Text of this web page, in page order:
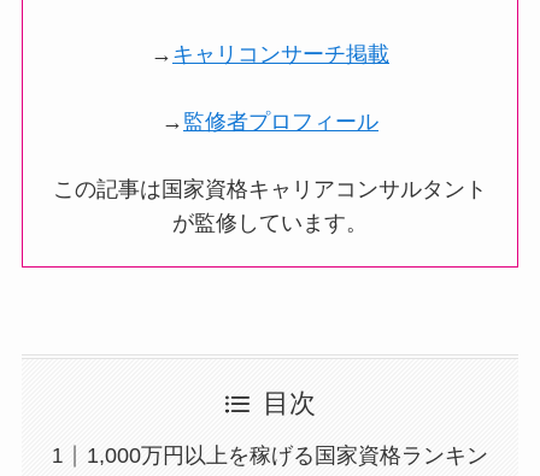
→ キャリコンサーチ掲載
→ 監修者プロフィール
この記事は国家資格キャリアコンサルタント
が監修しています。
目次
1,000万円以上を稼げる国家資格ランキン